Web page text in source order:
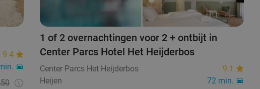
9.4
1 of 2 overnachtingen voor 2 + ontbijt in
Center Parcs Hotel Het Heijderbos
Center Parcs Het Heijderbos
9.1
Heijen
72 min.